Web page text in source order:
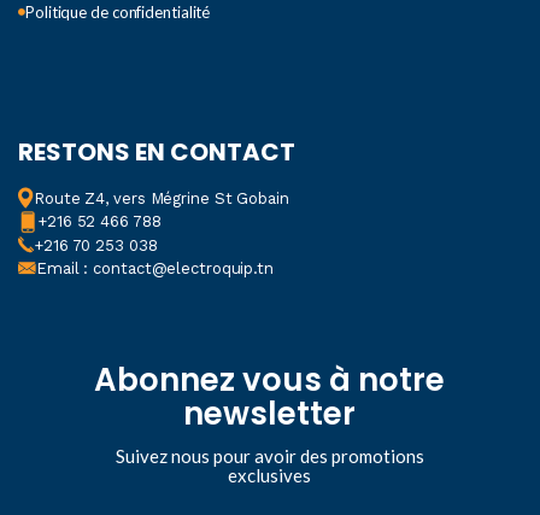
Politique de confidentialité
RESTONS EN CONTACT
Route Z4, vers Mégrine St Gobain
+216 52 466 788
+216 70 253 038
Email : contact@electroquip.tn
Abonnez vous à notre
newsletter
Suivez nous pour avoir des promotions
exclusives